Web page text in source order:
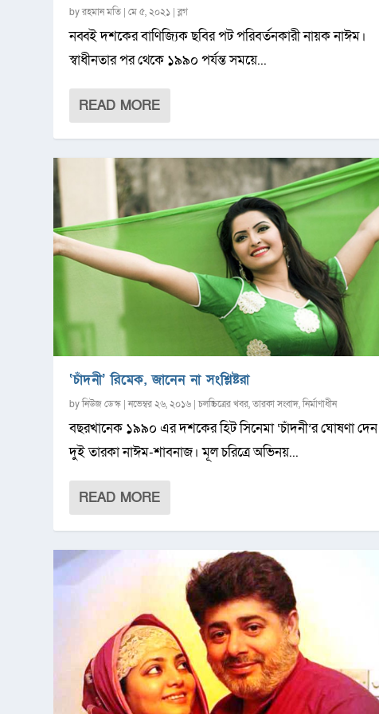
byরহমান মতি |মে ৫, ২০২১ |ব্লগ
নব্বই দশকের বাণিজ্যিক ছবির পট পরিবর্তনকারী নায়ক নাঈম।
স্বাধীনতার পর থেকে ১৯৯০ পর্যন্ত সময়ে...
READ MORE
‘চাঁদনী’ রিমেক, জানেন না সংশ্লিষ্টরা
byনিউজ ডেস্ক |নভেম্বর ২৬, ২০১৬ |চলচ্চিত্রের খবর,তারকা সংবাদ,নির্মাণাধীন
বছরখানেক ১৯৯০ এর দশকের হিট সিনেমা ‘চাঁদনী’র ঘোষণা দেন
দুই তারকা নাঈম-শাবনাজ। মূল চরিত্রে অভিনয়...
READ MORE